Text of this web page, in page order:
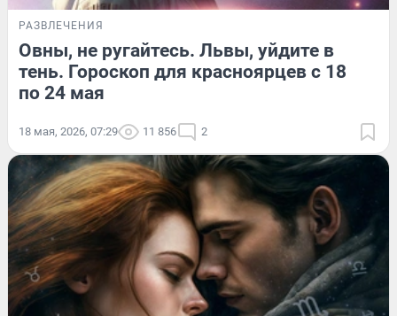
РАЗВЛЕЧЕНИЯ
Овны, не ругайтесь. Львы, уйдите в
тень. Гороскоп для красноярцев с 18
по 24 мая
18 мая, 2026, 07:29 11 856 2